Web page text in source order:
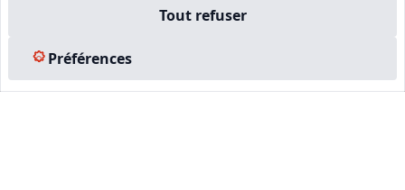
Tout refuser
Préférences
Accueil
Formations